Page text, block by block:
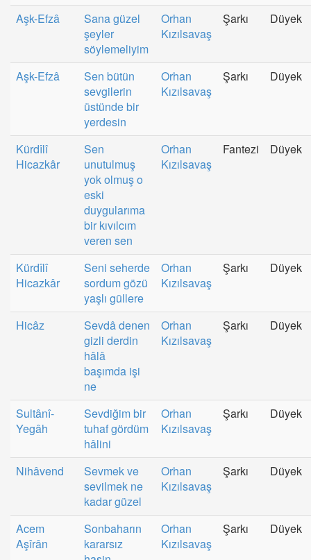
Aşk-Efzâ
Sana güzel
şeyler
söylemeliyim
Orhan
Kızılsavaş
Şarkı Düyek
Aşk-Efzâ
Sen bütün
sevgilerin
üstünde bir
yerdesin
Orhan
Kızılsavaş
Şarkı Düyek
Kürdîlî
Hicazkâr
Sen
unutulmuş
yok olmuş o
eski
duygularıma
bir kıvılcım
veren sen
Orhan
Kızılsavaş
Fantezi Düyek
Kürdîlî
Hicazkâr
Seni seherde
sordum gözü
yaşlı güllere
Orhan
Kızılsavaş
Şarkı Düyek
Hicâz
Sevdâ denen
gizli derdin
hâlâ
başımda işi
ne
Orhan
Kızılsavaş
Şarkı Düyek
Sultânî-
Yegâh
Sevdiğim bir
tuhaf gördüm
hâlini
Orhan
Kızılsavaş
Şarkı Düyek
Nihâvend
Sevmek ve
sevilmek ne
kadar güzel
Orhan
Kızılsavaş
Şarkı Düyek
Acem
Aşîrân
Sonbaharın
kararsız
Orhan
Kızılsavaş
Şarkı Düyek